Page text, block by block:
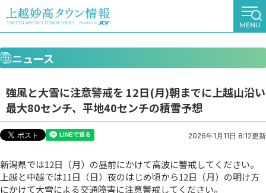
ニュース
強風と大雪に注意警戒を 12日(月)朝までに上越山沿い
最大80センチ、平地40センチの積雪予想
2026年1月11日 8:12更新
新潟県では12日（月）の昼前にかけて高波に警戒してください。
上越と中越では11日（日）夜のはじめ頃から12日（月）の明け方
にかけて大雪による交通障害に注意警戒してください。